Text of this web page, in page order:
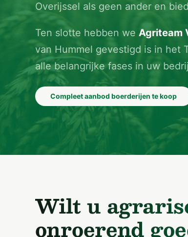
Overijssel als geen ander en
Ten slotte hebben we Agriteam
van Hummel gevestigd is in het
alle belangrijke fases in uw
Compleet aanbod boerderijen te koop
Wilt u
onroerend